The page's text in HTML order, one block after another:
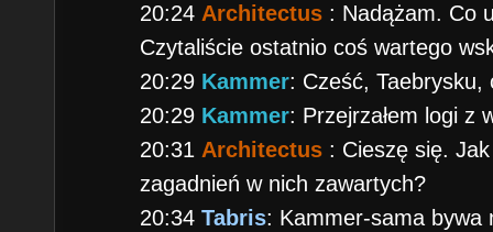
20:24 Architectus : Nadążam. Co
Czytaliście ostatnio coś wartego
20:29 Kammer: Cześć, Taebrysku,
20:29 Kammer: Przejrzałem logi z
20:31 Architectus : Cieszę się. Jak
zagadnień w nich zawartych?
20:34Tabris: Kammer-sama bywa